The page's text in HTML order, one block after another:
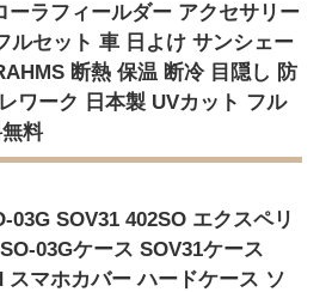
ーラフィールダー アクセサリー
ルセット 車 日よけ サンシェー
断熱 保温 断冷 目隠し 防
ワーク 日本製 UVカット フル
料
03G SOV31 402SO エクスペリ
03Gケース SOV31ケース
マホカバー ハードケース ソ